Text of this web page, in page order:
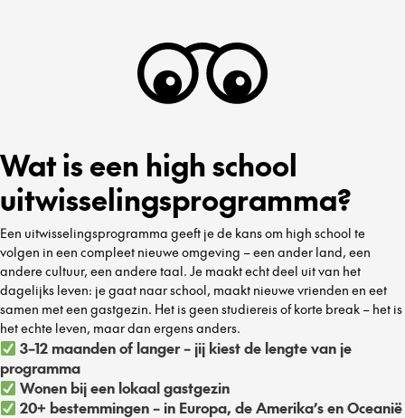
Wat is een high school
uitwisselingsprogramma?
Een uitwisselingsprogramma geeft je de kans om high school te
volgen in een compleet nieuwe omgeving – een ander land, een
andere cultuur, een andere taal. Je maakt echt deel uit van het
dagelijks leven: je gaat naar school, maakt nieuwe vrienden en eet
samen met een gastgezin. Het is geen studiereis of korte break – het is
het echte leven, maar dan ergens anders.
3–12 maanden of langer – jij kiest de lengte van je
programma
Wonen bij een lokaal gastgezin
20+ bestemmingen – in Europa, de Amerika’s en Oceanië